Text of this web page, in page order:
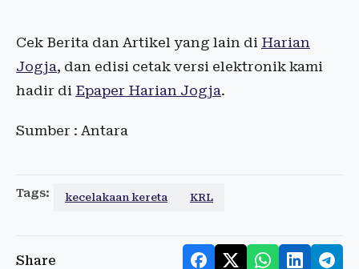
Cek Berita dan Artikel yang lain di Harian
Jogja, dan edisi cetak versi elektronik kami
hadir di Epaper Harian Jogja.
Sumber : Antara
Tags: kecelakaan kereta KRL
Share